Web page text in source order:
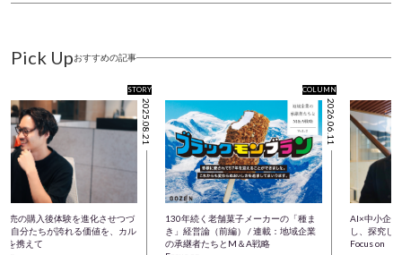
Pick Upおすすめの記事
STORY
2025.08.21
売の購入後体験を進化させつづ
自分たちが誇れる価値を、カル
を携えて
COLUMN
2026.06.11
130年続く老舗菓子メーカーの「種ま
き」経営論（前編） / 連載：地域企業
の承継者たちとM＆A戦略
AI×中小企
し、探究し
Focus on